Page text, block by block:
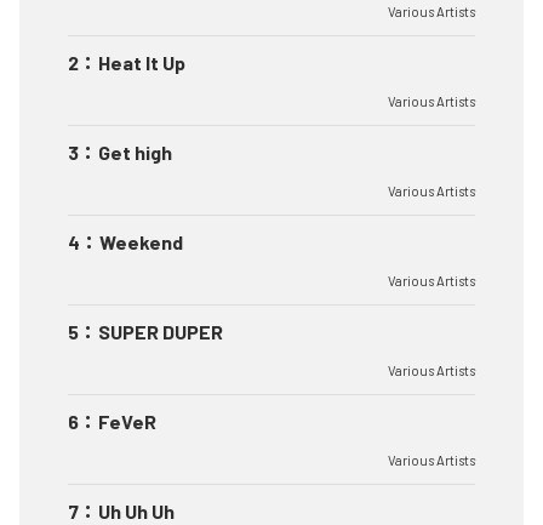
Various Artists
2 ： Heat It Up
Various Artists
3 ： Get high
Various Artists
4 ： Weekend
Various Artists
5 ： SUPER DUPER
Various Artists
6 ： FeVeR
Various Artists
7 ： Uh Uh Uh